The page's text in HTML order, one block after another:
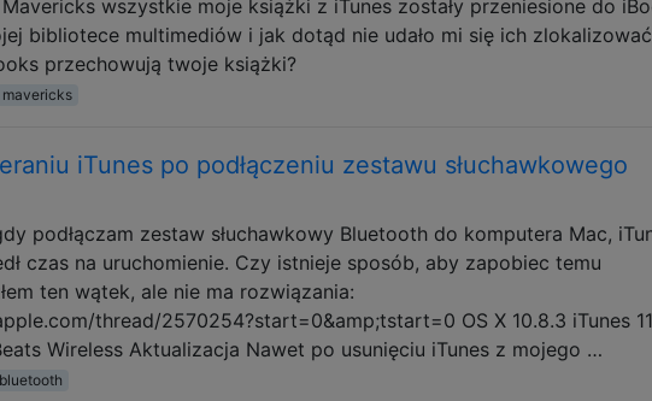
wszystkie moje książki z iTunes zostały przeniesione do
bibliotece multimediów i jak dotąd nie udało mi się ich
przechowują twoje książki?
mavericks
iTunes po podłączeniu zestawu słuchawkowego
podłączam zestaw słuchawkowy Bluetooth do komputera Mac,
czas na uruchomienie. Czy istnieje sposób, aby zapobiec temu
ten wątek, ale nie ma rozwiązania:
thread/2570254?start=0&amp;tstart=0 OS X 10.8.3 iTunes
Wireless Aktualizacja Nawet po usunięciu iTunes z mojego …
bluetooth